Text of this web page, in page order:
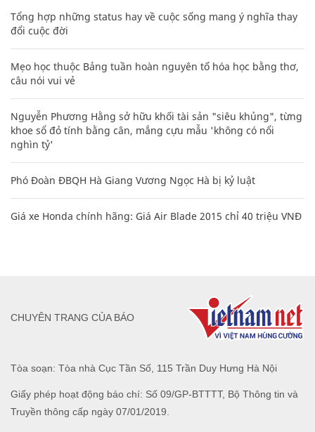
Tổng hợp những status hay về cuộc sống mang ý nghĩa thay
đổi cuộc đời
Mẹo học thuộc Bảng tuần hoàn nguyên tố hóa học bằng thơ,
câu nói vui vẻ
Nguyễn Phương Hằng sở hữu khối tài sản "siêu khủng", từng
khoe sổ đỏ tính bằng cân, mắng cựu mẫu 'không có nổi
nghìn tỷ'
Phó Đoàn ĐBQH Hà Giang Vương Ngọc Hà bị kỷ luật
Giá xe Honda chính hãng: Giá Air Blade 2015 chỉ 40 triệu VNĐ
Tòa soạn: Tòa nhà Cục Tần Số, 115 Trần Duy Hưng Hà Nội
Giấy phép hoạt động báo chí: Số 09/GP-BTTTT, Bộ Thông tin và
Truyền thông cấp ngày 07/01/2019.
CHUYÊN TRANG CỦA BÁO